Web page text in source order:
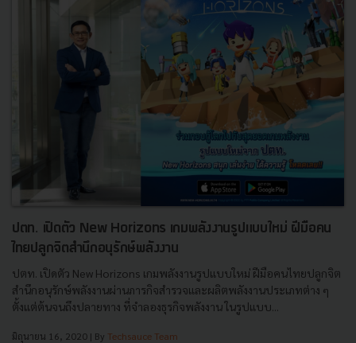
ปตท. เปิดตัว New Horizons เกมพลังงานรูปแบบใหม่ ฝีมือคน
ไทยปลูกจิตสำนึกอนุรักษ์พลังงาน
ปตท. เปิดตัว New Horizons เกมพลังงานรูปแบบใหม่ ฝีมือคนไทยปลูกจิต
สำนึกอนุรักษ์พลังงานผ่านภารกิจสำรวจและผลิตพลังงานประเภทต่าง ๆ
ตั้งแต่ต้นจนถึงปลายทาง ที่จำลองธุรกิจพลังงาน ในรูปแบบ...
มิถุนายน 16, 2020 | By Techsauce Team